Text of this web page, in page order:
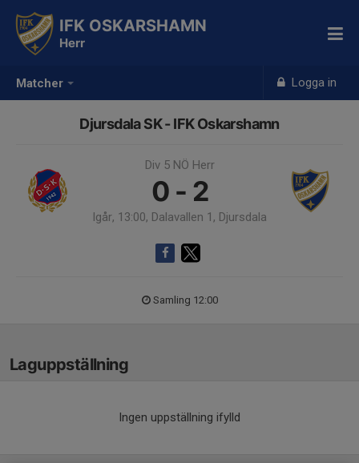
Matcher Logga in
IFK OSKARSHAMN
Herr
Djursdala SK - IFK Oskarshamn
Div 5 NÖ Herr
0 - 2
Igår, 13:00, Dalavallen 1, Djursdala
Samling 12:00
Laguppställning
Ingen uppställning ifylld